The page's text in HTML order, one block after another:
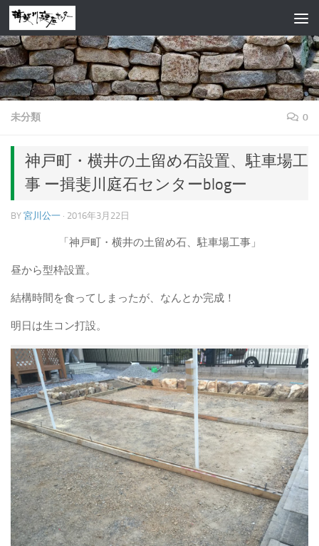
コンテンツへスキップ
未分類 0
神戸町・横井の土留め石設置、駐車場工
事 ー揖斐川庭石センターblogー
BY 宮川公一 · 2016年3月22日
「神戸町・横井の土留め石、駐車場工事」
昼から型枠設置。
結構時間を食ってしまったが、なんとか完成！
明日は生コン打設。